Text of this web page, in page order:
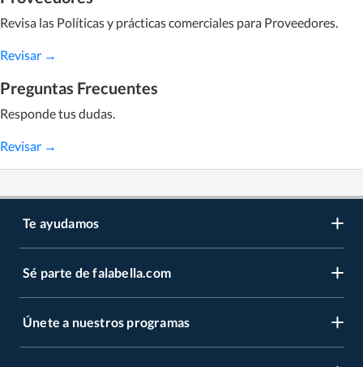
Revisa las Políticas y prácticas comerciales para Proveedores.
Revisar →
Preguntas Frecuentes
Responde tus dudas.
Revisar →
Te ayudamos
Atención por WhatsApp
Sé parte de falabella.com
Trabaja con nosotros
Únete a nuestros programas